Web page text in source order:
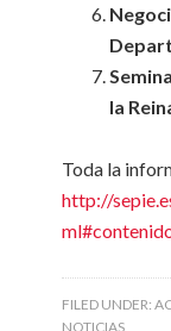
la
Toda la
http://
FILED UNDER:
NOTICIAS